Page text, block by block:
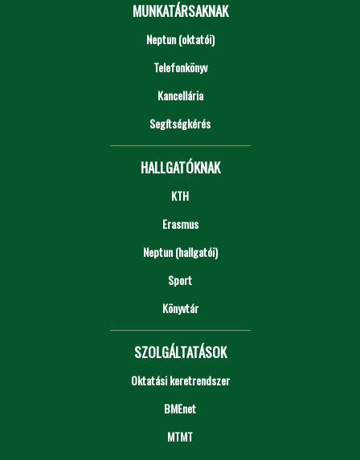
MUNKATÁRSAKNAK
Neptun (oktatói)
Telefonkönyv
Kancellária
Segítségkérés
HALLGATÓKNAK
KTH
Erasmus
Neptun (hallgatói)
Sport
Könyvtár
SZOLGÁLTATÁSOK
Oktatási keretrendszer
BMEnet
MTMT